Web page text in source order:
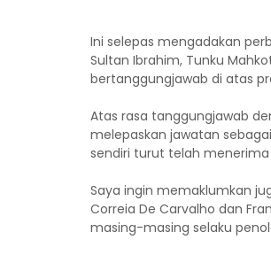
Ini selepas mengadakan
Sultan Ibrahim, Tunku
bertanggungjawab di atas
Atas rasa tanggungjawab
melepaskan jawatan
sendiri turut telah
Saya ingin memaklumkan
Correia De Carvalho dan
masing-masing selaku